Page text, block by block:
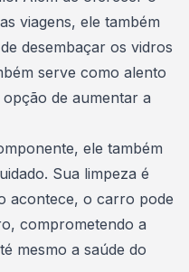
viagens, ele também
desembaçar os vidros
serve como alento
de aumentar a
ele também
Sua limpeza é
acontece, o carro pode
comprometendo a
mesmo a saúde do